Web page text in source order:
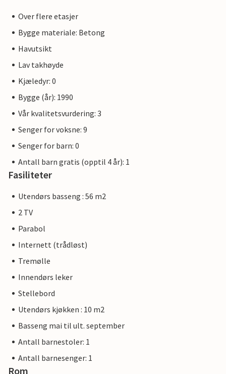
Over flere etasjer
Bygge materiale: Betong
Havutsikt
Lav takhøyde
Kjæledyr: 0
Bygge (år): 1990
Vår kvalitetsvurdering: 3
Senger for voksne: 9
Senger for barn: 0
Antall barn gratis (opptil 4 år): 1
Fasiliteter
Utendørs basseng : 56 m2
2 TV
Parabol
Internett (trådløst)
Tremølle
Innendørs leker
Stellebord
Utendørs kjøkken : 10 m2
Basseng mai til ult. september
Antall barnestoler: 1
Antall barnesenger: 1
Rom